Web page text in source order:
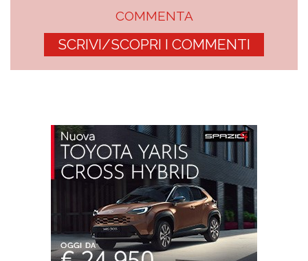
COMMENTA
SCRIVI/SCOPRI I COMMENTI